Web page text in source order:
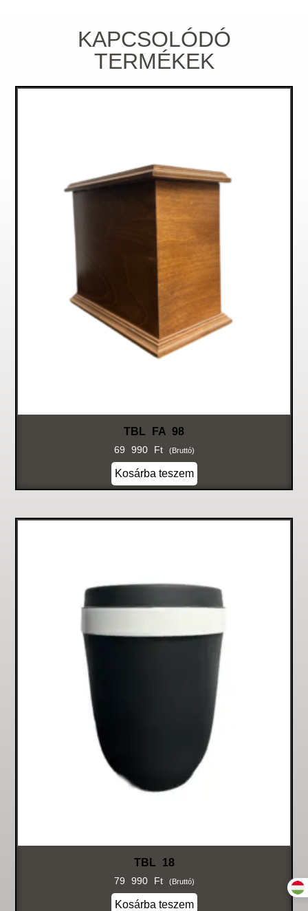
KAPCSOLÓDÓ
TERMÉKEK
TBL FA 98
69 990 Ft (bruttó)
Kosárba teszem
TBL 18
79 990 Ft (bruttó)
Kosárba teszem